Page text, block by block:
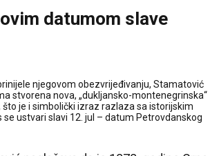
datumom slave
njegovom obezvrijeđivanju, Stamatović
stvorena nova, „dukljansko-montenegrinska“
što je i simbolički izraz razlaza sa istorijskim
ustvari slavi 12. jul – datum Petrovdanskog